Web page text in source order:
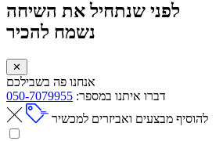
לפני שנתחיל את השיחה
נשמח להכיר
✕
אנחנו פה בשבילכם
דברו איתנו במספר: 050-7079955
להוסיף מבצעים ואביזרים למכשיר